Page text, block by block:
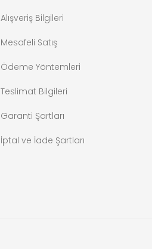
Alışveriş Bilgileri
Mesafeli Satış
Ödeme Yöntemleri
Teslimat Bilgileri
Garanti Şartları
İptal ve İade Şartları